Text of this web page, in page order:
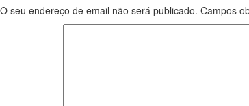
O seu endereço de email não será publicado. Campos